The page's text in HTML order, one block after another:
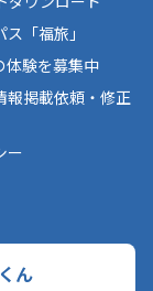
「福旅」
体験を募集中
報掲載依頼・修正
ー
ん